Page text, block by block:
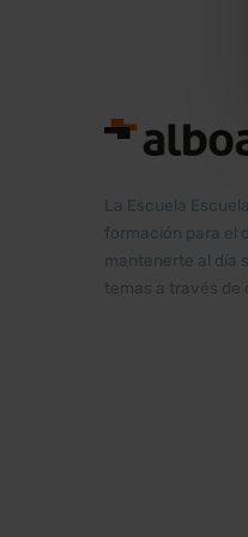
La Escuela
formación para el
mantenerte al día
temas a través de